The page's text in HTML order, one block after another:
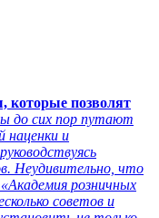
которые позволят
до сих пор путают
наценки и
Неудивительно, что
розничных
советов и